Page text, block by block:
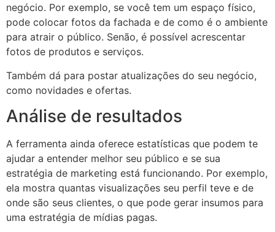
negócio. Por exemplo, se você tem um espaço físico,
pode colocar fotos da fachada e de como é o ambiente
para atrair o público. Senão, é possível acrescentar
fotos de produtos e serviços.
Também dá para postar atualizações do seu negócio,
como novidades e ofertas.
Análise de resultados
A ferramenta ainda oferece estatísticas que podem te
ajudar a entender melhor seu público e se sua
estratégia de marketing está funcionando. Por exemplo,
ela mostra quantas visualizações seu perfil teve e de
onde são seus clientes, o que pode gerar insumos para
uma estratégia de mídias pagas.